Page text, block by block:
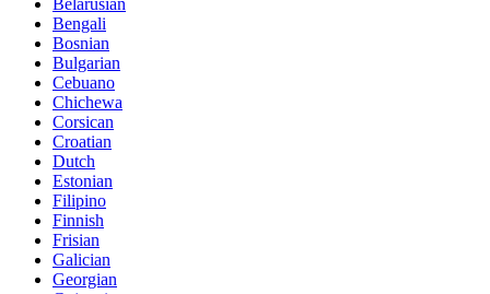
Belarusian
Bengali
Bosnian
Bulgarian
Cebuano
Chichewa
Corsican
Croatian
Dutch
Estonian
Filipino
Finnish
Frisian
Galician
Georgian